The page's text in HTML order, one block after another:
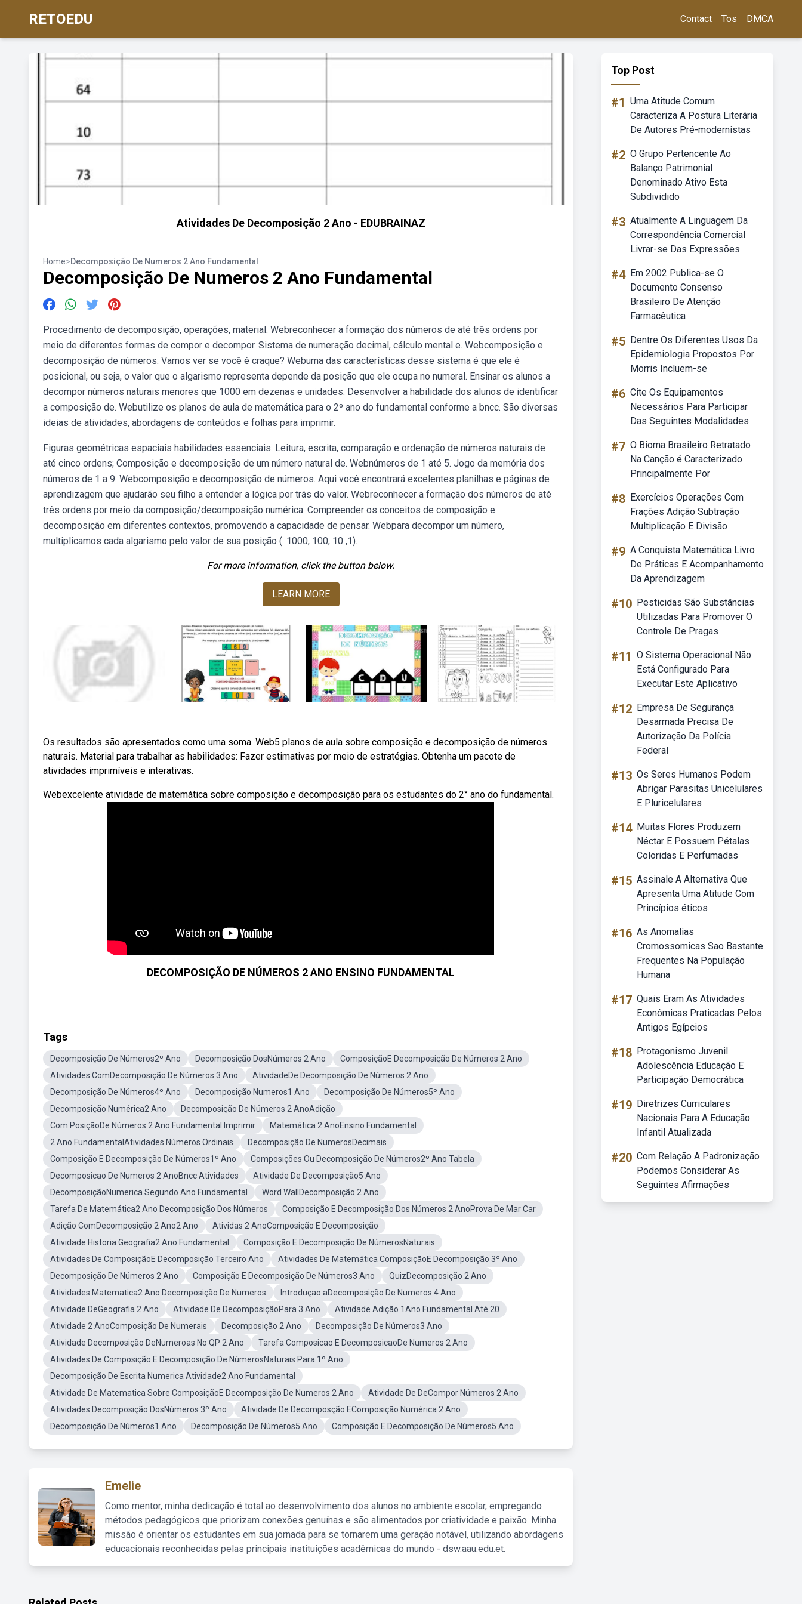
RETOEDU Contact Tos DMCA
Atividades De Decomposição 2 Ano - EDUBRAINAZ
Home>Decomposição De Numeros 2 Ano Fundamental
Decomposição De Numeros 2 Ano Fundamental
Procedimento de decomposição, operações, material. Webreconhecer a formação dos números de até três ordens por
meio de diferentes formas de compor e decompor. Sistema de numeração decimal, cálculo mental e. Webcomposição e
decomposição de números: Vamos ver se você é craque? Webuma das características desse sistema é que ele é
posicional, ou seja, o valor que o algarismo representa depende da posição que ele ocupa no numeral. Ensinar os alunos a
decompor números naturais menores que 1000 em dezenas e unidades. Desenvolver a habilidade dos alunos de identificar
a composição de. Webutilize os planos de aula de matemática para o 2º ano do fundamental conforme a bncc. São diversas
ideias de atividades, abordagens de conteúdos e folhas para imprimir.
Figuras geométricas espaciais habilidades essenciais: Leitura, escrita, comparação e ordenação de números naturais de
até cinco ordens; Composição e decomposição de um número natural de. Webnúmeros de 1 até 5. Jogo da memória dos
números de 1 a 9. Webcomposição e decomposição de números. Aqui você encontrará excelentes planilhas e páginas de
aprendizagem que ajudarão seu filho a entender a lógica por trás do valor. Webreconhecer a formação dos números de até
três ordens por meio da composição/decomposição numérica. Compreender os conceitos de composição e
decomposição em diferentes contextos, promovendo a capacidade de pensar. Webpara decompor um número,
multiplicamos cada algarismo pelo valor de sua posição (. 1000, 100, 10 ,1).
For more information, click the button below.
LEARN MORE
Os resultados são apresentados como uma soma. Web5 planos de aula sobre composição e decomposição de números
naturais. Material para trabalhar as habilidades: Fazer estimativas por meio de estratégias. Obtenha um pacote de
atividades imprimíveis e interativas.
Webexcelente atividade de matemática sobre composição e decomposição para os estudantes do 2° ano do fundamental.
DECOMPOSIÇÃO DE NÚMEROS 2 ANO ENSINO FUNDAMENTAL
Tags
Decomposição De Números2º Ano Decomposição DosNúmeros 2 Ano
ComposiçãoE Decomposição De Números 2 Ano
Atividades ComDecomposição De Números 3 Ano
AtividadeDe Decomposição De Números 2 Ano
Decomposição De Números4º Ano
Decomposição Numeros1 Ano
Decomposição De Números5º Ano
Decomposição Numérica2 Ano
Decomposição De Números 2 AnoAdição
Com PosiçãoDe Números 2 Ano Fundamental Imprimir
Matemática 2 AnoEnsino Fundamental
2 Ano FundamentalAtividades Números Ordinais
Decomposição De NumerosDecimais
Composição E Decomposição De Números1º Ano
Composições Ou Decomposição De Números2º Ano Tabela
Decomposicao De Numeros 2 AnoBncc Atividades
Atividade De Decomposição5 Ano
DecomposiçãoNumerica Segundo Ano Fundamental
Word WallDecomposição 2 Ano
Tarefa De Matemática2 Ano Decomposição Dos Números
Composição E Decomposição Dos Números 2 AnoProva De Mar Car
Adição ComDecomposição 2 Ano2 Ano
Atividas 2 AnoComposição E Decomposição
Atividade Historia Geografia2 Ano Fundamental
Composição E Decomposição De NúmerosNaturais
Atividades De ComposiçãoE Decomposição Terceiro Ano
Atividades De Matemática ComposiçãoE Decomposição 3º Ano
Decomposição De Números 2 Ano
Composição E Decomposição De Números3 Ano
QuizDecomposição 2 Ano
Atividades Matematica2 Ano Decomposição De Numeros
Introduçao aDecomposição De Numeros 4 Ano
Atividade DeGeografia 2 Ano
Atividade De DecomposiçãoPara 3 Ano
Atividade Adição 1Ano Fundamental Até 20
Atividade 2 AnoComposição De Numerais
Decomposição 2 Ano
Decomposição De Números3 Ano
Atividade Decomposição DeNumeroas No QP 2 Ano
Tarefa Composicao E DecomposicaoDe Numeros 2 Ano
Atividades De Composição E Decomposição De NúmerosNaturais Para 1º Ano
Decomposição De Escrita Numerica Atividade2 Ano Fundamental
Atividade De Matematica Sobre ComposiçãoE Decomposição De Numeros 2 Ano
Atividade De DeCompor Números 2 Ano
Atividades Decomposição DosNúmeros 3º Ano
Atividade De Decomposção EComposição Numérica 2 Ano
Decomposição De Números1 Ano
Decomposição De Números5 Ano Composição E Decomposição De Números5 Ano
Emelie
Como mentor, minha dedicação é total ao desenvolvimento dos alunos no ambiente escolar, empregando
métodos pedagógicos que priorizam conexões genuínas e são alimentados por criatividade e paixão. Minha
missão é orientar os estudantes em sua jornada para se tornarem uma geração notável, utilizando abordagens
educacionais reconhecidas pelas principais instituições acadêmicas do mundo - dsw.aau.edu.et.
Top Post
#1 Uma Atitude Comum
Caracteriza A Postura Literária
De Autores Pré-modernistas
#2 O Grupo Pertencente Ao
Balanço Patrimonial
Denominado Ativo Esta
Subdividido
#3 Atualmente A Linguagem Da
Correspondência Comercial
Livrar-se Das Expressões
#4 Em 2002 Publica-se O
Documento Consenso
Brasileiro De Atenção
Farmacêutica
#5 Dentre Os Diferentes Usos Da
Epidemiologia Propostos Por
Morris Incluem-se
#6 Cite Os Equipamentos
Necessários Para Participar
Das Seguintes Modalidades
#7 O Bioma Brasileiro Retratado
Na Canção é Caracterizado
Principalmente Por
#8 Exercícios Operações Com
Frações Adição Subtração
Multiplicação E Divisão
#9 A Conquista Matemática Livro
De Práticas E Acompanhamento
Da Aprendizagem
#10 Pesticidas São Substâncias
Utilizadas Para Promover O
Controle De Pragas
#11 O Sistema Operacional Não
Está Configurado Para
Executar Este Aplicativo
#12 Empresa De Segurança
Desarmada Precisa De
Autorização Da Polícia
Federal
#13 Os Seres Humanos Podem
Abrigar Parasitas Unicelulares
E Pluricelulares
#14 Muitas Flores Produzem
Néctar E Possuem Pétalas
Coloridas E Perfumadas
#15 Assinale A Alternativa Que
Apresenta Uma Atitude Com
Princípios éticos
#16 As Anomalias
Cromossomicas Sao Bastante
Frequentes Na População
Humana
#17 Quais Eram As Atividades
Econômicas Praticadas Pelos
Antigos Egípcios
#18 Protagonismo Juvenil
Adolescência Educação E
Participação Democrática
#19 Diretrizes Curriculares
Nacionais Para A Educação
Infantil Atualizada
#20 Com Relação A Padronização
Podemos Considerar As
Seguintes Afirmações